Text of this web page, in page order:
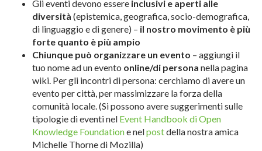
Gli eventi devono essere inclusivi e aperti alle
diversità (epistemica, geografica, socio-demografica,
di linguaggio e di genere) – il nostro movimento è più
forte quanto è più ampio
Chiunque può organizzare un evento – aggiungi il
tuo nome ad un evento online/di persona nella pagina
wiki. Per gli incontri di persona: cerchiamo di avere un
evento per città, per massimizzare la forza della
comunità locale. (Si possono avere suggerimenti sulle
tipologie di eventi nel Event Handbook di Open
Knowledge Foundatione nelpostdella nostra amica
Michelle Thorne di Mozilla)